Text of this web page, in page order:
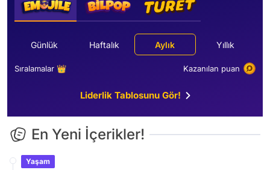
Günlük Haftalık Aylık Yıllık
Sıralamalar 👑 Kazanılan puan
Liderlik Tablosunu Gör!
En Yeni İçerikler!
Yaşam